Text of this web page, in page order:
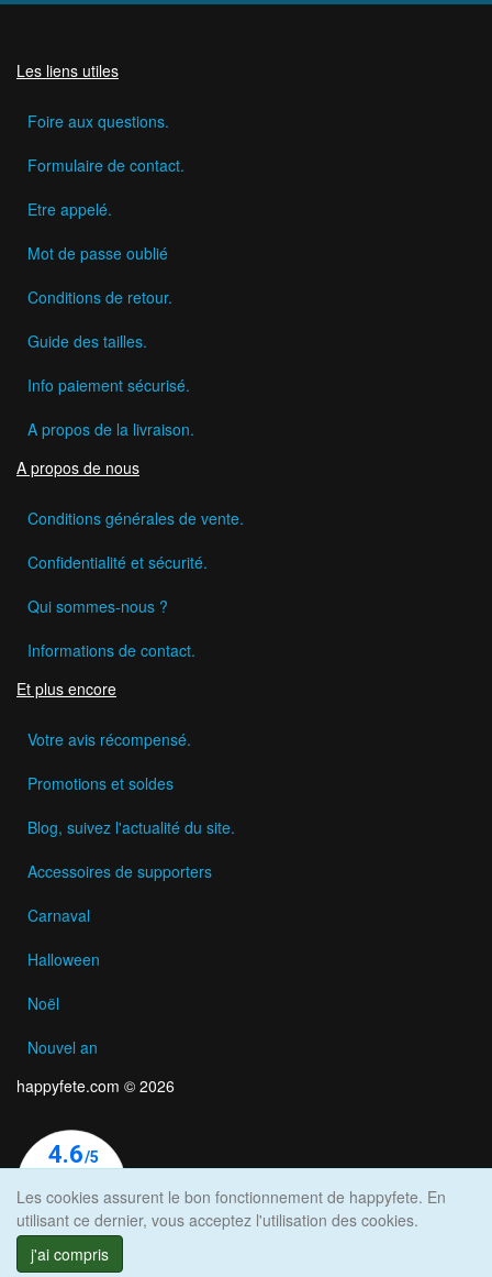
Les liens utiles
Foire aux questions.
Formulaire de contact.
Etre appelé.
Mot de passe oublié
Conditions de retour.
Guide des tailles.
Info paiement sécurisé.
A propos de la livraison.
A propos de nous
Conditions générales de vente.
Confidentialité et sécurité.
Qui sommes-nous ?
Informations de contact.
Et plus encore
Votre avis récompensé.
Promotions et soldes
Blog, suivez l'actualité du site.
Accessoires de supporters
Carnaval
Halloween
Noël
Nouvel an
happyfete.com © 2026
Les cookies assurent le bon fonctionnement de happyfete. En
utilisant ce dernier, vous acceptez l'utilisation des cookies.
j'ai compris